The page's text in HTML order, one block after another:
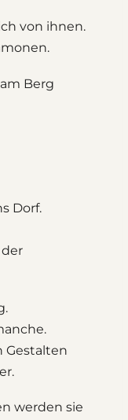
von ihnen.
Berg
Dorf.
Gestalten
werden sie